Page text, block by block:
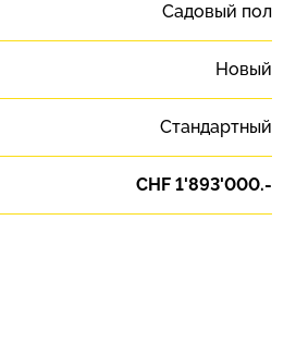
Садовый пол
Новый
Стандартный
CHF 1'893'000.-